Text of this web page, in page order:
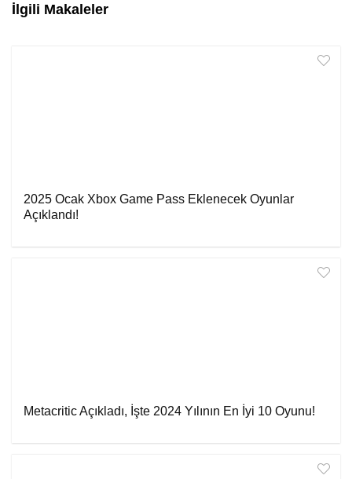
İlgili Makaleler
2025 Ocak Xbox Game Pass Eklenecek Oyunlar
Açıklandı!
Metacritic Açıkladı, İşte 2024 Yılının En İyi 10 Oyunu!